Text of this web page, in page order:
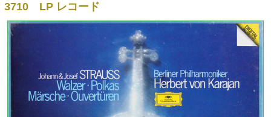
3710 LP レコード